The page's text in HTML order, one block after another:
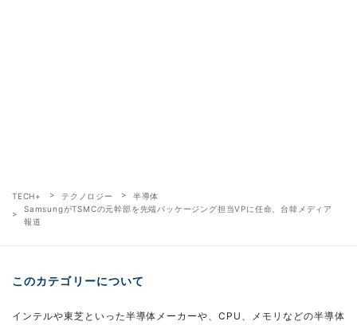
TECH+ テクノロジー
半導体
SamsungがTSMCの元幹部を先端パッケージング担当VPに任命、台韓メディア
報道
このカテゴリーについて
インテルや東芝といった半導体メーカーや、CPU、メモリなどの半導体